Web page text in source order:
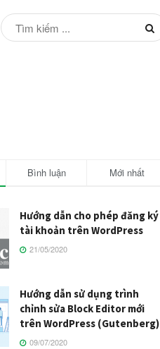
Bình luận Mới nhất
Hướng dẫn cho phép đăng ký
tài khoản trên WordPress
21/05/2020
Hướng dẫn sử dụng trình
chỉnh sửa Block Editor mới
trên WordPress (Gutenberg)
09/07/2020